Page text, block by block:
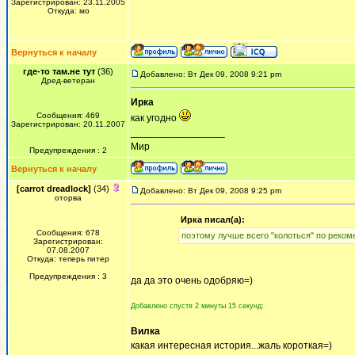
Зарегистрирован: 23.11.2005
Откуда: мо
Вернуться к началу
где-то там.не тут (36)
Дред-ветеран
Сообщения: 469
Зарегистрирован: 20.11.2007
Предупреждения : 2
Добавлено: Вт Дек 09, 2008 9:21 pm
Ирка
как угодно
Мир
Вернуться к началу
[carrot dreadlock] (34)
оторва
Сообщения: 678
Зарегистрирован:
07.08.2007
Откуда: теперь питер
Предупреждения : 3
Добавлено: Вт Дек 09, 2008 9:25 pm
Ирка писал(а):
поэтому лучше всего "колоться" по
да да это очень одобряю=)
Добавлено спустя 2 минуты 15 секунд:
Вилка
какая интересная история...жаль короткая=)